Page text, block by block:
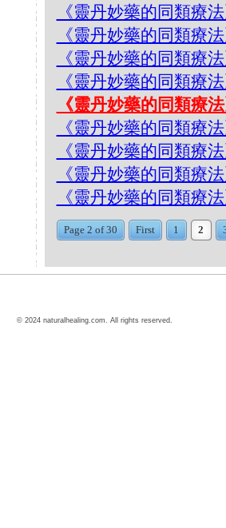
《靈丹妙藥的同類療
《靈丹妙藥的同類療
《靈丹妙藥的同類療
《靈丹妙藥的同類療
《靈丹妙藥的同類療
《靈丹妙藥的同類療
《靈丹妙藥的同類療
《靈丹妙藥的同類療
《靈丹妙藥的同類療
Page 2 of 30 First 1 2
© 2024 naturalhealing.com. All rights reserved.